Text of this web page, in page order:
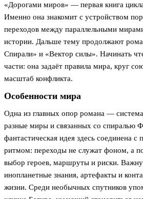
«Дорогами миров» — первая книга
Именно она знакомит с устройством
переходов между параллельными
истории. Дальше тему продолжают
Спирали» и «Вектор силы». Начинать
части: она задаёт правила мира, круг
масштаб конфликта.
Особенности мира
Одна из главных опор романа —
разные миры и связанных со спиралью
фантастическая идея здесь соединена с
ритмом: переходы не служат фоном, а
выбор героев, маршруты и риски.
инопланетные знания, артефакты и
жизни. Среди необычных спутников